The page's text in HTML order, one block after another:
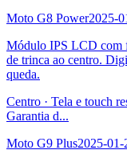
Moto G8 Power2025-
Módulo IPS LCD com
de trinca ao centro.
queda.
Centro · Tela e touch
Garantia d...
Moto G9 Plus2025-01-